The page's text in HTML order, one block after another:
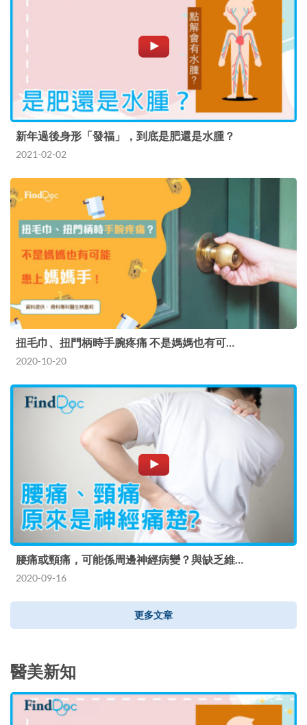
新年過後身形「發福」，到底是肥還是水腫？
2021-02-02
扭毛巾、扭門柄時手腕疼痛 不是媽媽也有可…
2020-10-20
腰痛或頸痛，可能係周邊神經病變？與缺乏維…
2020-09-16
更多文章
醫美新知